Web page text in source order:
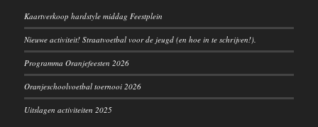
Kaartverkoop hardstyle middag Feestplein
Nieuwe activiteit! Straatvoetbal voor de jeugd (en hoe in te schrijven!).
Programma Oranjefeesten 2026
Oranjeschoolvoetbal toernooi 2026
Uitslagen activiteiten 2025